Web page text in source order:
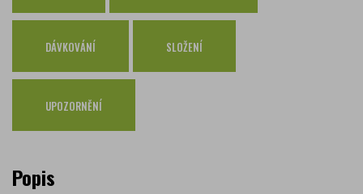
Česká pošta
zdarma
PPL
GLS
zdarma
DÁVKOVÁNÍ SLOŽENÍ
UPOZORNĚNÍ
Popis